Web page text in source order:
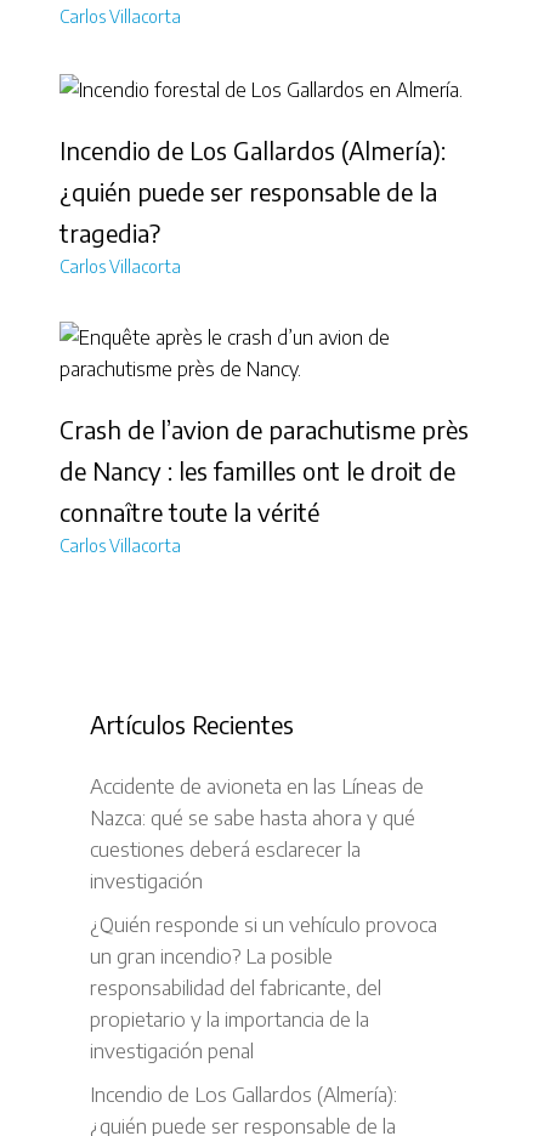
Carlos Villacorta
Incendio de Los Gallardos (Almería):
¿quién puede ser responsable de la
tragedia?
Carlos Villacorta
Crash de l’avion de parachutisme près
de Nancy : les familles ont le droit de
connaître toute la vérité
Carlos Villacorta
Artículos Recientes
Accidente de avioneta en las Líneas de
Nazca: qué se sabe hasta ahora y qué
cuestiones deberá esclarecer la
investigación
¿Quién responde si un vehículo provoca
un gran incendio? La posible
responsabilidad del fabricante, del
propietario y la importancia de la
investigación penal
Incendio de Los Gallardos (Almería):
¿quién puede ser responsable de la